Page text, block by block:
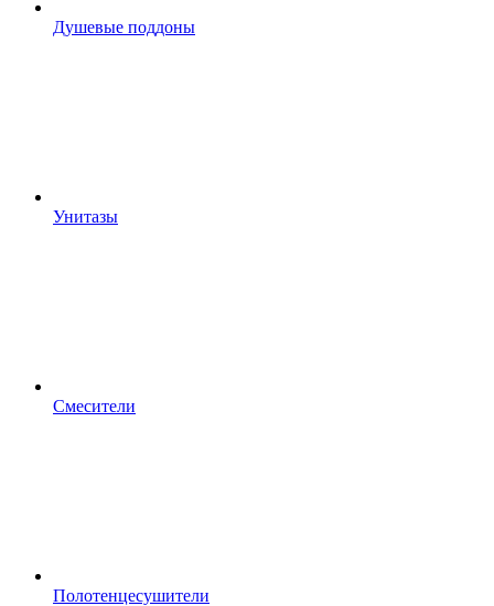
Душевые поддоны
Унитазы
Смесители
Полотенцесушители